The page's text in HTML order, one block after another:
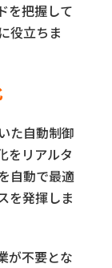
を把握して
役立ちま
た自動制御
をリアルタ
自動で最適
を発揮しま
が不要とな